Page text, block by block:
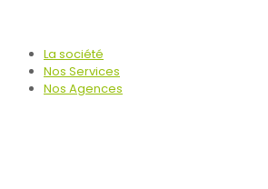
La société
Nos Services
Nos Agences